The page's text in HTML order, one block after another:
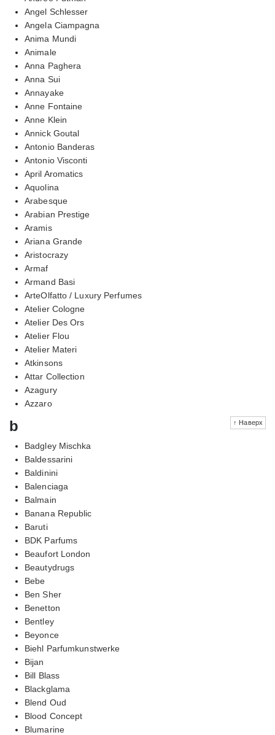
Angel Schlesser
Angela Ciampagna
Anima Mundi
Animale
Anna Paghera
Anna Sui
Annayake
Anne Fontaine
Anne Klein
Annick Goutal
Antonio Banderas
Antonio Visconti
April Aromatics
Aquolina
Arabesque
Arabian Prestige
Aramis
Ariana Grande
Aristocrazy
Armaf
Armand Basi
ArteOlfatto / Luxury Perfumes
Atelier Cologne
Atelier Des Ors
Atelier Flou
Atelier Materi
Atkinsons
Attar Collection
Azagury
Azzaro
↑ Наверх
b
Badgley Mischka
Baldessarini
Baldinini
Balenciaga
Balmain
Banana Republic
Baruti
BDK Parfums
Beaufort London
Beautydrugs
Bebe
Ben Sher
Benetton
Bentley
Beyonce
Biehl Parfumkunstwerke
Bijan
Bill Blass
Blackglama
Blend Oud
Blood Concept
Blumarine